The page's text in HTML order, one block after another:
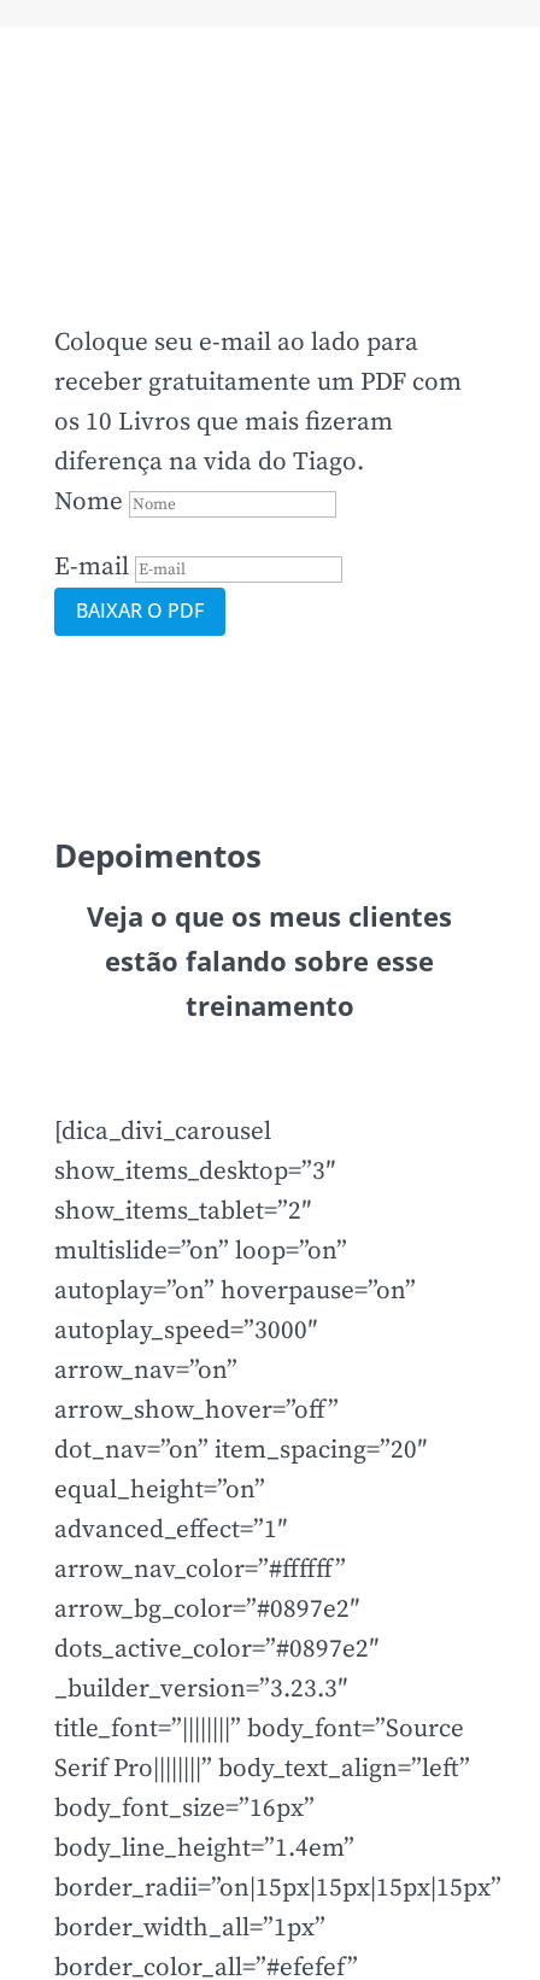
Coloque seu e-mail ao lado para
receber gratuitamente um PDF com
os 10 Livros que mais fizeram
diferença na vida do Tiago.
Nome
E-mail
BAIXAR O PDF
Depoimentos
Veja o que os meus clientes
estão falando sobre esse
treinamento
[dica_divi_carousel
show_items_desktop=”3″
show_items_tablet=”2″
multislide=”on” loop=”on”
autoplay=”on” hoverpause=”on”
autoplay_speed=”3000″
arrow_nav=”on”
arrow_show_hover=”off”
dot_nav=”on” item_spacing=”20″
equal_height=”on”
advanced_effect=”1″
arrow_nav_color=”#ffffff”
arrow_bg_color=”#0897e2″
dots_active_color=”#0897e2″
_builder_version=”3.23.3″
title_font=”||||||||” body_font=”Source
Serif Pro||||||||” body_text_align=”left”
body_font_size=”16px”
body_line_height=”1.4em”
border_radii=”on|15px|15px|15px|15px”
border_width_all=”1px”
border_color_all=”#efefef”